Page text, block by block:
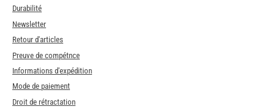
Durabilité
Newsletter
Retour d'articles
Preuve de compétnce
Informations d'expédition
Mode de paiement
Droit de rétractation